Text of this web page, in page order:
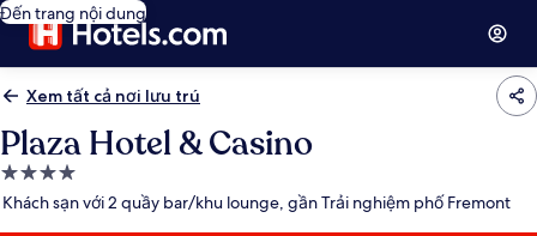
Đến trang nội dung
Xem tất cả nơi lưu trú
Plaza Hotel & Casino
Nơi
lưu
Khách sạn với 2 quầy bar/khu lounge, gần Trải nghiệm phố Fremont